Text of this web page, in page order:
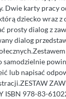
Dwie karty pracy
dziecko wraz z
prosty dialog z
dialog
samodzielnie
lub napisać
ISBN 978-83-